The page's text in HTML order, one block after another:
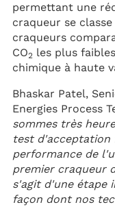
permettant une
craqueur se
craqueurs
CO2 les plus
chimique à haute
Bhaskar Patel,
Energies Process
sommes très
test d'acceptation
performance de
premier craqueur
s'agit d'une étape
façon dont nos